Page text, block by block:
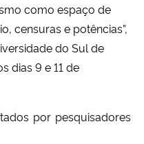
Humanos
como espaço de
censuras e potências”,
do Sul de
dias 9 e 11 de
por pesquisadores